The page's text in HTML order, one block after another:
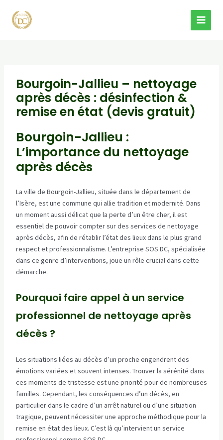
contenu
MAIN
Bourgoin-Jallieu – nettoyage
après décès : désinfection &
remise en état (devis gratuit)
Bourgoin-Jallieu :
L’importance du nettoyage
après décès
La ville de Bourgoin-Jallieu, située dans le département de
l’Isère, est une commune qui allie tradition et modernité. Dans
un moment aussi délicat que la perte d’un être cher, il est
essentiel de pouvoir compter sur des services de nettoyage
après décès, afin de rétablir l’état des lieux dans le plus grand
respect et professionnalisme. L’entreprise SOS DC, spécialisée
dans ce genre d’interventions, joue un rôle crucial dans cette
démarche.
Pourquoi faire appel à un service
professionnel de nettoyage après
décès ?
Les situations liées au décès d’un proche engendrent des
émotions variées et souvent intenses. Trouver la sérénité dans
ces moments de tristesse est une priorité pour de nombreuses
familles. Cependant, les conséquences d’un décès, en
particulier dans le cadre d’un arrêt naturel ou d’une situation
tragique, peuvent nécessiter une approche méthodique pour la
remise en état des lieux. C’est là qu’intervient un service